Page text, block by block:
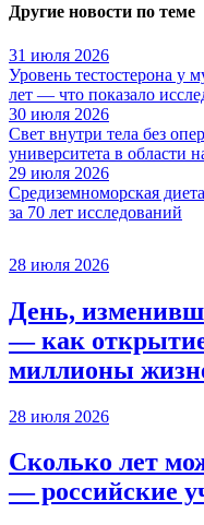
Другие новости по теме
31 июля 2026
Уровень тестостерона у
лет — что показало
30 июля 2026
Свет внутри тела без
университета в области
29 июля 2026
Средиземноморская
за 70 лет исследований
28 июля 2026
День,
— как
миллионы
28 июля 2026
Сколько лет
— российские